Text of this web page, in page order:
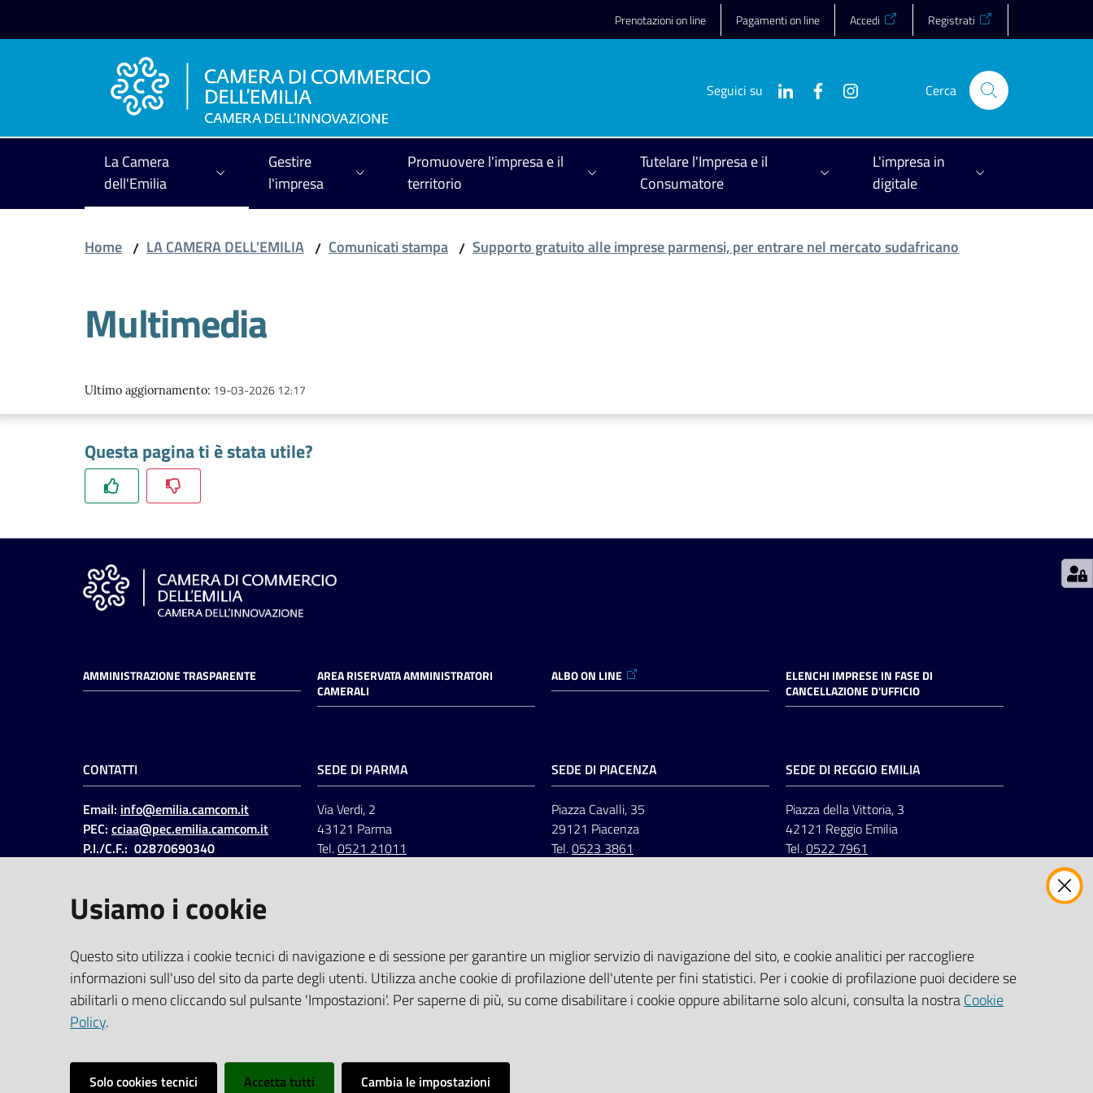
Prenotazioni on line Pagamenti on line Accedi Registrati
Seguici su Cerca
La Camera
dell'Emilia
Gestire
l'impresa
Promuovere l'impresa e il
territorio
Tutelare l'Impresa e il
Consumatore
L'impresa in
digitale
Home / LA CAMERA DELL'EMILIA / Comunicati stampa / Supporto gratuito alle imprese parmensi, per entrare nel mercato sudafricano
Multimedia
Ultimo aggiornamento: 19-03-2026 12:17
Questa pagina ti è stata utile?
AMMINISTRAZIONE TRASPARENTE
AREA RISERVATA AMMINISTRATORI
CAMERALI
ALBO ON LINE
ELENCHI IMPRESE IN FASE DI
CANCELLAZIONE D'UFFICIO
CONTATTI
Email: info@emilia.camcom.it
PEC: cciaa@pec.emilia.camcom.it
P.I./C.F.: 02870690340
Codice IPA: ccem
SEDE DI PARMA
Via Verdi, 2
43121 Parma
Tel.0521 21011
SEDE DI PIACENZA
Piazza Cavalli, 35
29121 Piacenza
Tel.0523 3861
SEDE DI REGGIO EMILIA
Piazza della Vittoria, 3
42121 Reggio Emilia
Tel.0522 7961
SOCIAL
LinkedinFacebookInstagram
Usiamo i cookie
Questo sito utilizza i cookie tecnici di navigazione e di sessione per garantire un miglior servizio di navigazione del sito, e cookie analitici per raccogliere
informazioni sull'uso del sito da parte degli utenti. Utilizza anche cookie di profilazione dell'utente per fini statistici. Per i cookie di profilazione puoi decidere se
abilitarli o meno cliccando sul pulsante 'Impostazioni'. Per saperne di più, su come disabilitare i cookie oppure abilitarne solo alcuni, consulta la nostraCookie
Policy.
Solo cookies tecnici Accetta tutti Cambia le impostazioni